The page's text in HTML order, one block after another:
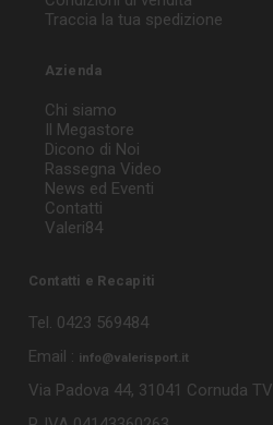
Traccia la tua spedizione
Azienda
Chi siamo
Il Megastore
Dicono di Noi
Rassegna Video
News ed Eventi
Contatti
Valeri84
Contatti e Recapiti
Tel. 0423 569484
Email : info@valerisport.it
Via Padova 44, 31041 Cornuda TV